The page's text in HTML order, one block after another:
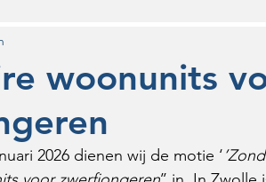
woonunits
2026 dienen wij de motie ‘